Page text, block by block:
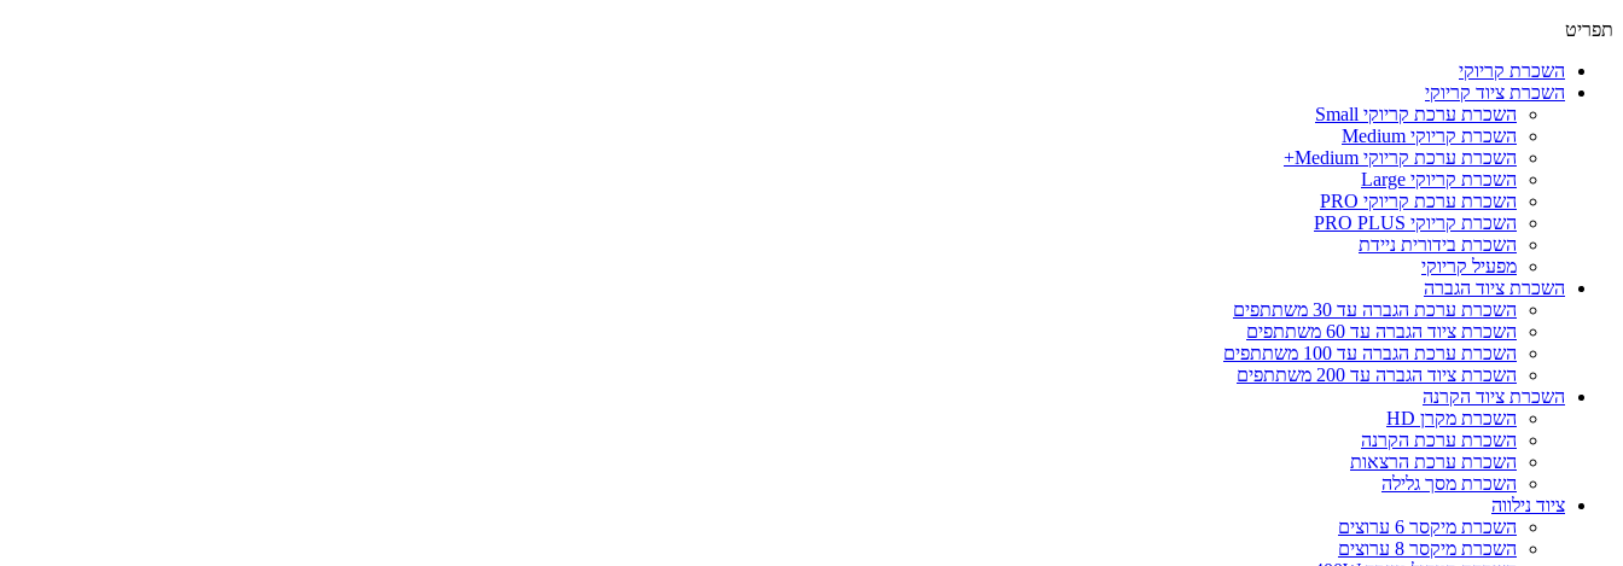
תפריט
השכרת קריוקי
השכרת ציוד קריוקי
השכרת ערכת קריוקי Small
השכרת קריוקי Medium
השכרת ערכת קריוקי Medium+
השכרת קריוקי Large
השכרת ערכת קריוקי PRO
השכרת קריוקי PRO PLUS
השכרת בידורית ניידת
מפעיל קריוקי
השכרת ציוד הגברה
השכרת ערכת הגברה עד 30 משתתפים
השכרת ציוד הגברה עד 60 משתתפים
השכרת ערכת הגברה עד 100 משתתפים
השכרת ציוד הגברה עד 200 משתתפים
השכרת ציוד הקרנה
השכרת מקרן HD
השכרת ערכת הקרנה
השכרת ערכת הרצאות
השכרת מסך גלילה
ציוד נילווה
השכרת מיקסר 6 ערוצים
השכרת מיקסר 8 ערוצים